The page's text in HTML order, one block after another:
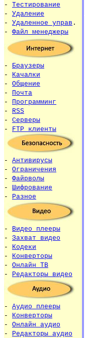
- Тестирование
- Удаление
- Удаленное управ .
- Файл менеджеры
- Браузеры
- Качалки
- Общение
- Почта
- Программинг
- RSS
- Серверы
- FTP клиенты
- Антивирусы
- Ограничения
- Файрволы
- Шифрование
- Разное
- Видео плееры
- Захват видео
- Кодеки
- Конверторы
- Онлайн ТВ
- Редакторы видео
- Аудио плееры
- Конверторы
- Онлайн аудио
- Редакторы аудио